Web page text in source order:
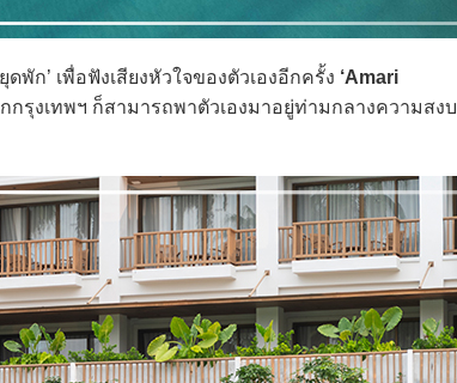
’ เพื่อฟังเสียงหัวใจของตัวเองอีกครั้ง ‘Amari
รุงเทพฯ ก็สามารถพาตัวเองมาอยู่ท่ามกลางความสงบ